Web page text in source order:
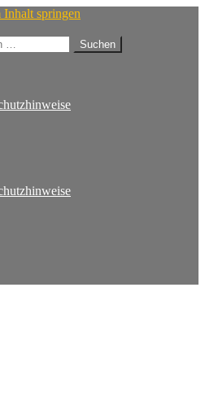
Inhalt springen
Suchen